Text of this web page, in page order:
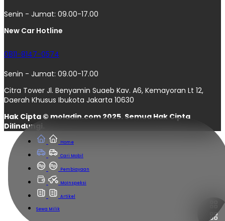
Home
Cari Mobil
Pembiayaan
MoInspeksi
Artikel
Sewa Milik
Senin - Jumat: 09.00-17.00
New Car Hotline
0811-8147-0574
Senin - Jumat: 09.00-17.00
Citra Tower Jl. Benyamin Suaeb Kav. A6, Kemayoran Lt 12,
Daerah Khusus Ibukota Jakarta 10630
Hak Cipta © moladin.com 2025. Semua Hak Cipta
Dilindungi.